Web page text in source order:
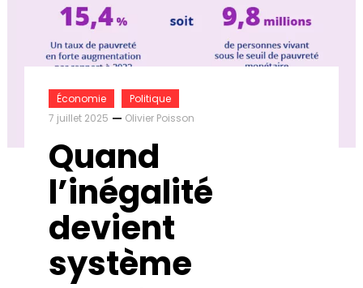
Économie
Politique
7 juillet 2025
Olivier Poisson
Quand
l’inégalité
devient
système